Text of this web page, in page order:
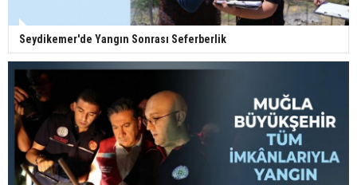
Seydikemer'de Yangın Sonrası Seferberlik